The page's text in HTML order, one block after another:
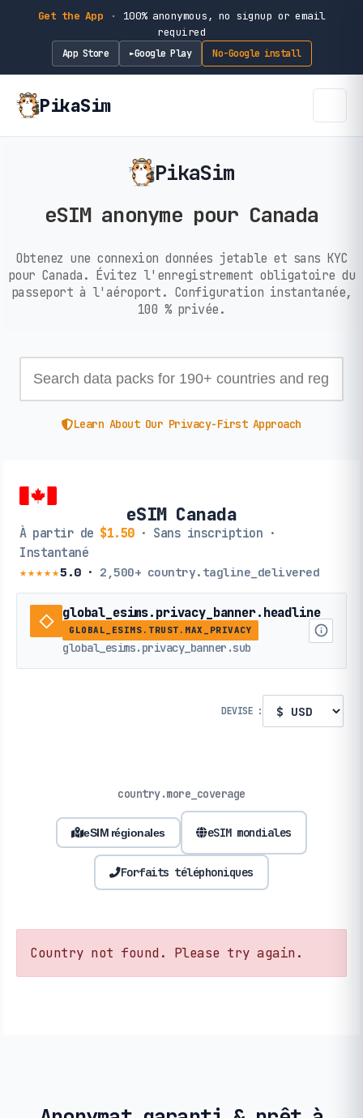
Get the App ·
100% anonymous, no signup or email
required
App Store ►Google Play No-Google install
PikaSim
PikaSim
eSIM anonyme pour Canada
Obtenez une connexion données jetable et sans KYC
pour Canada. Évitez l'enregistrement obligatoire du
passeport à l'aéroport. Configuration instantanée,
100 % privée.
Learn About Our Privacy-First Approach
eSIM Canada
À partir de $1.50· Sans inscription ·
Instantané
★★★★★5.0· 2,500+ country.tagline_delivered
global_esims.privacy_banner.headline
GLOBAL_ESIMS.TRUST.MAX_PRIVACY
global_esims.privacy_banner.sub
DEVISE :
country.more_coverage
eSIM régionales eSIM mondiales
Forfaits téléphoniques
Country not found. Please try again.